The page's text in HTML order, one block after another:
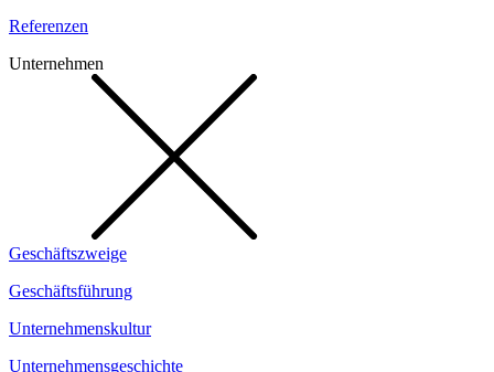
Referenzen
Unternehmen
Geschäftszweige
Geschäftsführung
Unternehmenskultur
Unternehmensgeschichte